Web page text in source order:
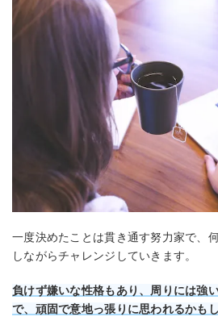
一度決めたことは貫き通す努力家で、
しながらチャレンジしていきます。
負けず嫌いな性格もあり、周りには強
で、頑固で意地っ張りに思われるかもし